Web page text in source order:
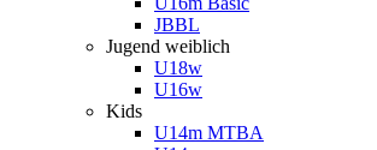
JBBL
Jugend weiblich
U18w
U16w
Kids
U14m MTBA